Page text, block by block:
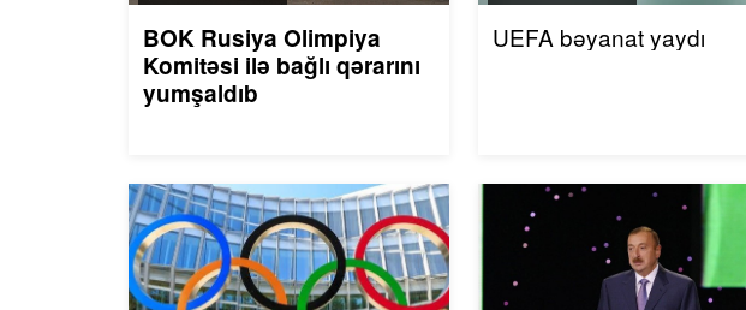
BOK Rusiya Olimpiya
Komitəsi ilə bağlı qərarını
yumşaldıb
UEFA bəyanat yaydı